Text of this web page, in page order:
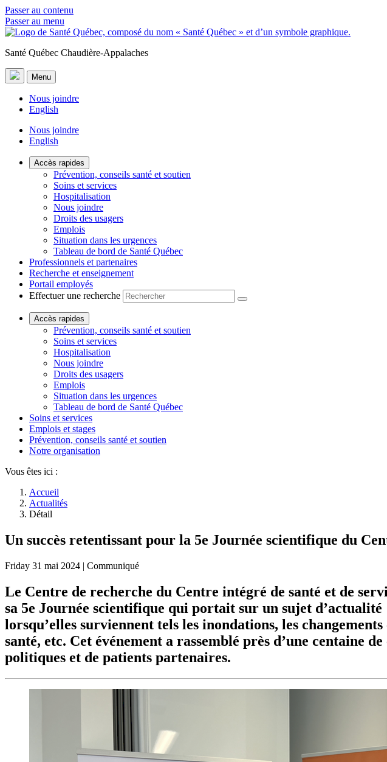
Passer au contenu
Passer au menu
Santé Québec Chaudière-Appalaches
Menu
Nous joindre
English
Nous joindre
English
Accès rapides
Prévention, conseils santé et soutien
Soins et services
Hospitalisation
Nous joindre
Droits des usagers
Emplois
Situation dans les urgences
Tableau de bord de Santé Québec
Professionnels et partenaires
Recherche et enseignement
Portail employés
Effectuer une recherche
Accès rapides
Prévention, conseils santé et soutien
Soins et services
Hospitalisation
Nous joindre
Droits des usagers
Emplois
Situation dans les urgences
Tableau de bord de Santé Québec
Soins et services
Emplois et stages
Prévention, conseils santé et soutien
Notre organisation
Vous êtes ici :
Accueil
Actualités
Détail
Un succès retentissant pour la 5e Journée scientifique du
Friday 31 mai 2024 | Communiqué
Le Centre de recherche du Centre intégré de santé et de
sa 5e Journée scientifique qui portait sur un sujet
lorsqu’elles surviennent tels les inondations, les
santé, etc. Cet événement a rassemblé près d’une centaine
politiques et de patients partenaires.